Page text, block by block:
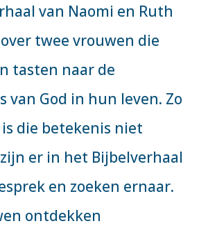
van Naomi en Ruth
twee vrouwen die
tasten naar de
van God in hun leven. Zo
die betekenis niet
er in het Bijbelverhaal
en zoeken ernaar.
ontdekken